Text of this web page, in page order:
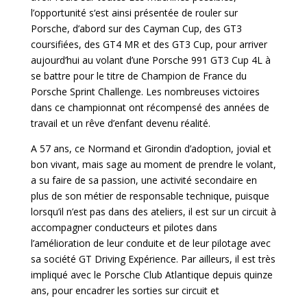
l’opportunité s‘est ainsi présentée de rouler sur
Porsche, d’abord sur des Cayman Cup, des GT3
coursifiées, des GT4 MR et des GT3 Cup, pour arriver
aujourd’hui au volant d’une Porsche 991 GT3 Cup 4L à
se battre pour le titre de Champion de France du
Porsche Sprint Challenge. Les nombreuses victoires
dans ce championnat ont récompensé des années de
travail et un rêve d’enfant devenu réalité.
A 57 ans, ce Normand et Girondin d’adoption, jovial et
bon vivant, mais sage au moment de prendre le volant,
a su faire de sa passion, une activité secondaire en
plus de son métier de responsable technique, puisque
lorsqu’il n’est pas dans des ateliers, il est sur un circuit à
accompagner conducteurs et pilotes dans
l’amélioration de leur conduite et de leur pilotage avec
sa société GT Driving Expérience. Par ailleurs, il est très
impliqué avec le Porsche Club Atlantique depuis quinze
ans, pour encadrer les sorties sur circuit et